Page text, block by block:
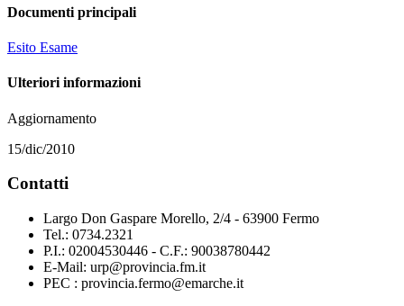
Documenti principali
Esito Esame
Ulteriori informazioni
Aggiornamento
15/dic/2010
Contatti
Largo Don Gaspare Morello, 2/4 - 63900 Fermo
Tel.: 0734.2321
P.I.: 02004530446 - C.F.: 90038780442
E-Mail: urp@provincia.fm.it
PEC : provincia.fermo@emarche.it